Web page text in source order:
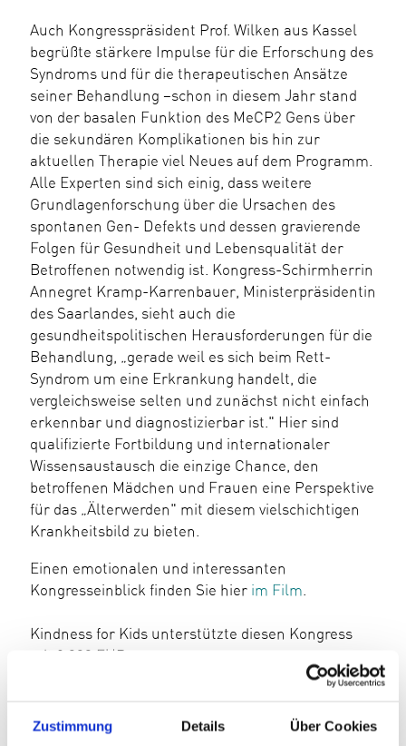
Zustimmung Details Über Cookies
Auch Kongresspräsident Prof. Wilken aus Kassel
begrüßte stärkere Impulse für die Erforschung des
Syndroms und für die therapeutischen Ansätze
seiner Behandlung –schon in diesem Jahr stand
von der basalen Funktion des MeCP2 Gens über
die sekundären Komplikationen bis hin zur
aktuellen Therapie viel Neues auf dem Programm.
Alle Experten sind sich einig, dass weitere
Grundlagenforschung über die Ursachen des
spontanen Gen- Defekts und dessen gravierende
Folgen für Gesundheit und Lebensqualität der
Betroffenen notwendig ist. Kongress-Schirmherrin
Annegret Kramp-Karrenbauer, Ministerpräsidentin
des Saarlandes, sieht auch die
gesundheitspolitischen Herausforderungen für die
Behandlung, „gerade weil es sich beim Rett-
Syndrom um eine Erkrankung handelt, die
vergleichsweise selten und zunächst nicht einfach
erkennbar und diagnostizierbar ist." Hier sind
qualifizierte Fortbildung und internationaler
Wissensaustausch die einzige Chance, den
betroffenen Mädchen und Frauen eine Perspektive
für das „Älterwerden" mit diesem vielschichtigen
Krankheitsbild zu bieten.
Einen emotionalen und interessanten
Kongresseinblick finden Sie hier im Film
Kindness for Kids unterstützte diesen Kongress
mit 2.000 EUR.